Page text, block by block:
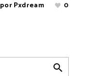
por Pxdream 0
